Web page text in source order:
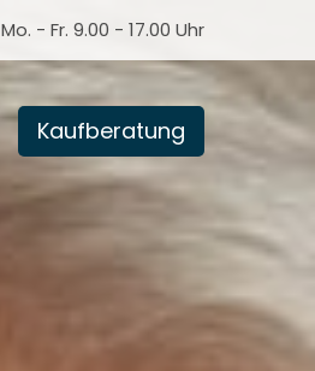
Mo. - Fr. 9.00 - 17.00 Uhr
Kaufberatung